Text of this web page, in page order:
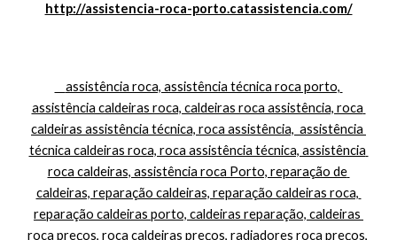
http://assistencia-roca-porto.catassistencia.com/
assistência caldeiras roca, caldeiras roca assistência, roca
caldeiras assistência técnica, roca assistência,  assistência
técnica caldeiras roca, roca assistência técnica, assistência
roca caldeiras, assistência roca Porto, reparação de
caldeiras, reparação caldeiras, reparação caldeiras roca,
reparação caldeiras porto, caldeiras reparação, caldeiras
roca preços, roca caldeiras preços, radiadores roca preços,